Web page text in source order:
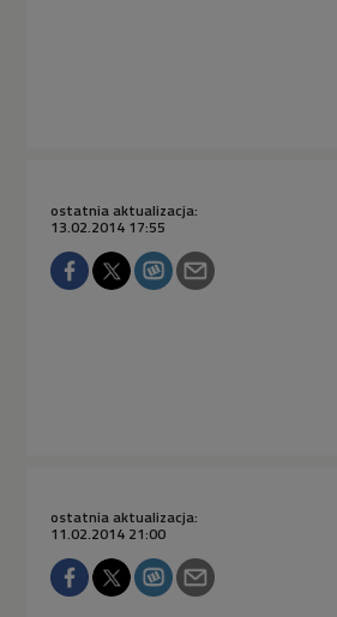
ostatnia aktualizacja:
13.02.2014 17:55
ostatnia aktualizacja:
11.02.2014 21:00